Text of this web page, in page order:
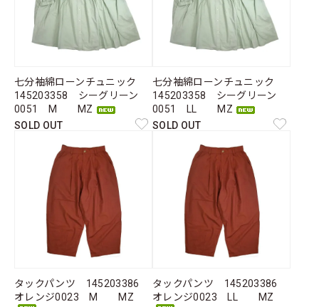
七分袖綿ローンチュニック
145203358 シーグリーン
0051 M MZ
SOLD OUT
七分袖綿ローンチュニック
145203358 シーグリーン
0051 LL MZ
SOLD OUT
タックパンツ 145203386
オレンジ0023 M MZ
タックパンツ 145203386
オレンジ0023 LL MZ